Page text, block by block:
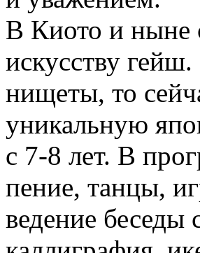
В Киото и ныне
искусству
нищеты, то
уникальную
с 7-8 лет. В
пение, танцы,
ведение